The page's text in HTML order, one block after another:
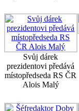
Svůj dárek
prezidentovi předává
místopředseda RS ČR
Alois Malý